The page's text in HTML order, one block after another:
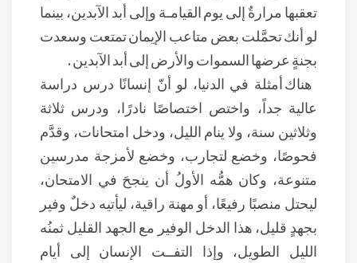
تعقبها مرارةٌ إلى يوم القيامـة وإلى أبد الآبدين، بينما
لو أنك تحمَّلت بعض متاعب الإيمان تمتعت وسعدت
بجنةٍ عرضها السموات والأرض إلى أبد الآبدين .
هناك أمثلة في الدنيا، لو أنّ إنسانًا درس دراسة
عالية جداً، واختص اختصاصًا نادرًا، ودرس ثلاثة
وثلاثين سنة، ولا ينام الليل، ودخل امتحانات، وقدَّم
فحوصًا، وخضع لتجارب، وخضع لأمزجة مدرسين
متنوعة، وكان همُّه الأولُ أن ينجحَ في الامتحان،
ليحتل منصبًا رفيعًا، أو مهنة راقية، ليأتيه دخلٌ وفير
بجهدٍ قليل، هذا الدخل الوفير مع الجهد القليل ثمنُه
الليل الطويل، وإذا التفــت الإنسان إلى أيام